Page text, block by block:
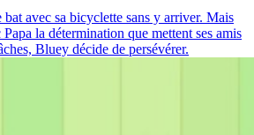
avec sa bicyclette sans y arriver. Mais
la détermination que mettent ses amis
Bluey décide de persévérer.